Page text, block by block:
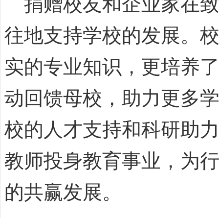
往地支持学校的发展。
实的专业知识，更培养
动回馈母校，助力更多
校的人才支持和科研助
教师投身教育事业，为
的共赢发展。